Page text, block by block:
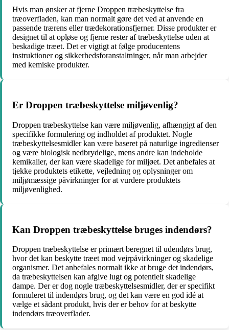
Hvis man ønsker at fjerne Droppen træbeskyttelse fra
træoverfladen, kan man normalt gøre det ved at anvende en
passende trærens eller trædekorationsfjerner. Disse produkter er
designet til at opløse og fjerne rester af træbeskyttelse uden at
beskadige træet. Det er vigtigt at følge producentens
instruktioner og sikkerhedsforanstaltninger, når man arbejder
med kemiske produkter.
Er Droppen træbeskyttelse miljøvenlig?
Droppen træbeskyttelse kan være miljøvenlig, afhængigt af den
specifikke formulering og indholdet af produktet. Nogle
træbeskyttelsesmidler kan være baseret på naturlige ingredienser
og være biologisk nedbrydelige, mens andre kan indeholde
kemikalier, der kan være skadelige for miljøet. Det anbefales at
tjekke produktets etikette, vejledning og oplysninger om
miljømæssige påvirkninger for at vurdere produktets
miljøvenlighed.
Kan Droppen træbeskyttelse bruges indendørs?
Droppen træbeskyttelse er primært beregnet til udendørs brug,
hvor det kan beskytte træet mod vejrpåvirkninger og skadelige
organismer. Det anbefales normalt ikke at bruge det indendørs,
da træbeskyttelsen kan afgive lugt og potentielt skadelige
dampe. Der er dog nogle træbeskyttelsesmidler, der er specifikt
formuleret til indendørs brug, og det kan være en god idé at
vælge et sådant produkt, hvis der er behov for at beskytte
indendørs træoverflader.